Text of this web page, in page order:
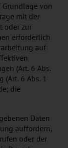
Grundlage von
mit der
oder zur
erforderlich
auf
(Art. 6 Abs.
(Art. 6 Abs. 1
die
Daten
auffordern,
oder der